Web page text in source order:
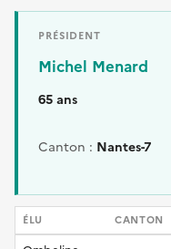
PRÉSIDENT
Michel Menard
65 ans
Canton : Nantes-7
ÉLU CANTON